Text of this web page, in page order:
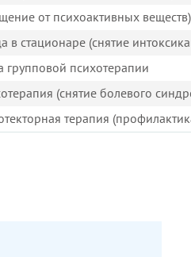
от психоактивных веществ)
в стационаре (снятие
групповой психотерапии
(снятие болевого
терапия